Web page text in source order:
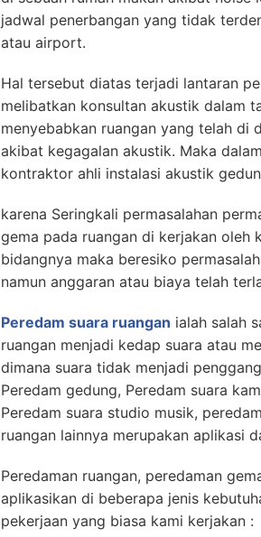
jadwal penerbangan yang tidak
atau airport.
Hal tersebut diatas terjadi lantaran
melibatkan konsultan akustik dalam
menyebabkan ruangan yang telah di
akibat kegagalan akustik. Maka
kontraktor ahli instalasi akustik
karena Seringkali permasalahan
gema pada ruangan di kerjakan oleh
bidangnya maka beresiko
namun anggaran atau biaya telah
Peredam suara ruangan ialah salah
ruangan menjadi kedap suara atau
dimana suara tidak menjadi
Peredam gedung, Peredam suara
Peredam suara studio musik,
ruangan lainnya merupakan aplikasi
Peredaman ruangan, peredaman
aplikasikan di beberapa jenis
pekerjaan yang biasa kami kerjakan :